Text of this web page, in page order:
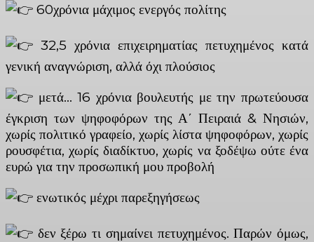
60χρόνια μάχιμος ενεργός πολίτης
32,5 χρόνια επιχειρηματίας πετυχημένος κατά
γενική αναγνώριση, αλλά όχι πλούσιος
μετά… 16 χρόνια βουλευτής με την πρωτεύουσα
έγκριση των ψηφοφόρων της Α΄ Πειραιά & Νησιών,
χωρίς πολιτικό γραφείο, χωρίς λίστα ψηφοφόρων, χωρίς
ρουσφέτια, χωρίς διαδίκτυο, χωρίς να ξοδέψω ούτε ένα
ευρώ για την προσωπική μου προβολή
ενωτικός μέχρι παρεξηγήσεως
δεν ξέρω τι σημαίνει πετυχημένος. Παρών όμως,